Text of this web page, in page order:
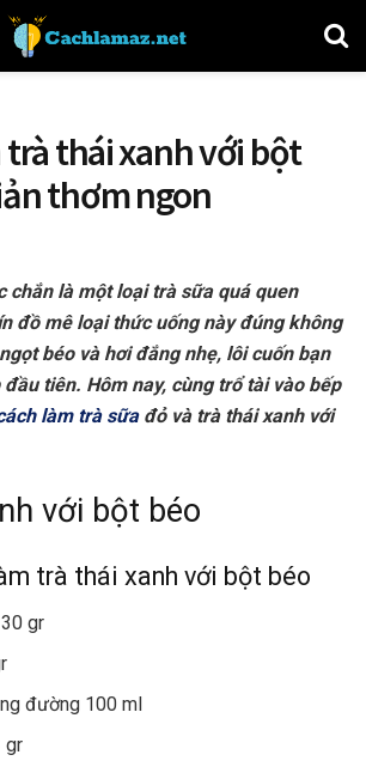
trà thái xanh với bột
thơm ngon
chắn là một loại trà sữa quá quen
đồ mê loại thức uống này đúng không
béo và hơi đắng nhẹ, lôi cuốn bạn
tiên. Hôm nay, cùng trổ tài vào bếp
làm trà sữađỏ và trà thái xanh với
với bột béo
trà thái xanh với bột béo
gr
đường 100 ml
gr